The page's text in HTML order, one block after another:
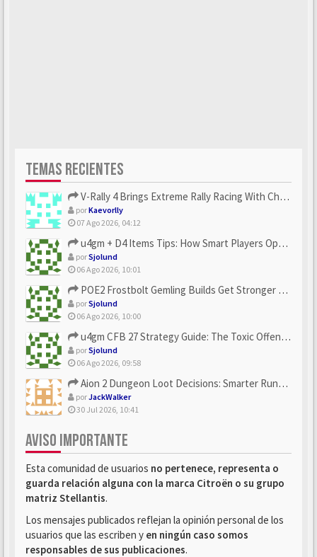
TEMAS RECIENTES
V-Rally 4 Brings Extreme Rally Racing With Challenging Track...
porKaevorlly
07 Ago 2026, 04:12
u4gm + D4 Items Tips: How Smart Players Optimize Gear, Build...
porSjolund
06 Ago 2026, 10:01
POE2 Frostbolt Gemling Builds Get Stronger With u4gm’s Ice C...
porSjolund
06 Ago 2026, 10:00
u4gm CFB 27 Strategy Guide: The Toxic Offensive Scheme Your ...
porSjolund
06 Ago 2026, 09:58
Aion 2 Dungeon Loot Decisions: Smarter Runs With U4N
porJackWalker
30 Jul 2026, 10:41
AVISO IMPORTANTE
Esta comunidad de usuarios no pertenece, representa o
guarda relación alguna con la marca Citroën o su grupo
matriz Stellantis.
Los mensajes publicados reflejan la opinión personal de los
usuarios que las escriben y en ningún caso somos
responsables de sus publicaciones.